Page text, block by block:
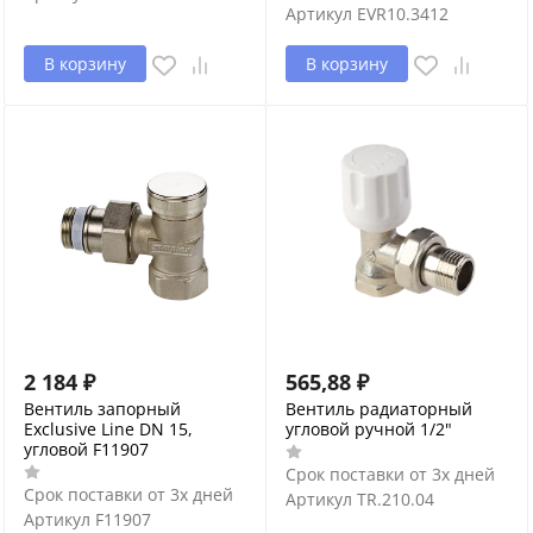
В корзину
Артикул EVR10.3412
В корзину
2 184 ₽
Вентиль запорный
Exclusive Line DN 15,
угловой F11907
Срок поставки от 3х дней
Артикул F11907
565,88 ₽
Вентиль радиаторный
угловой ручной 1/2"
Срок поставки от 3х дней
Артикул TR.210.04